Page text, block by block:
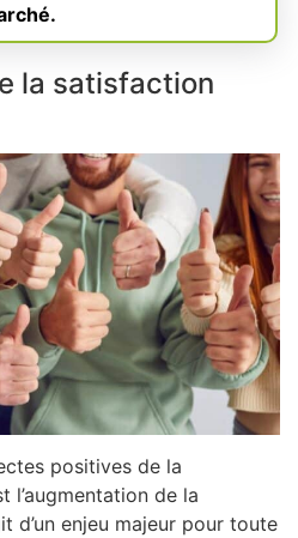
la satisfaction
positives de la
l’augmentation de la
d’un enjeu majeur pour toute